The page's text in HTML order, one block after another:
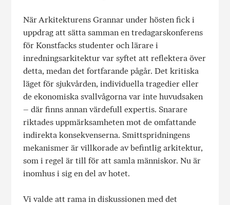
När Arkitekturens Grannar under hösten fick i
uppdrag att sätta samman en tredagarskonferens
för Konstfacks studenter och lärare i
inredningsarkitektur var syftet att reflektera över
detta, medan det fortfarande pågår. Det kritiska
läget för sjukvården, individuella tragedier eller
de ekonomiska svallvågorna var inte huvudsaken
– där finns annan värdefull expertis. Snarare
riktades uppmärksamheten mot de omfattande
indirekta konsekvenserna. Smittspridningens
mekanismer är villkorade av befintlig arkitektur,
som i regel är till för att samla människor. Nu är
inomhus i sig en del av hotet.
Vi valde att rama in diskussionen med det